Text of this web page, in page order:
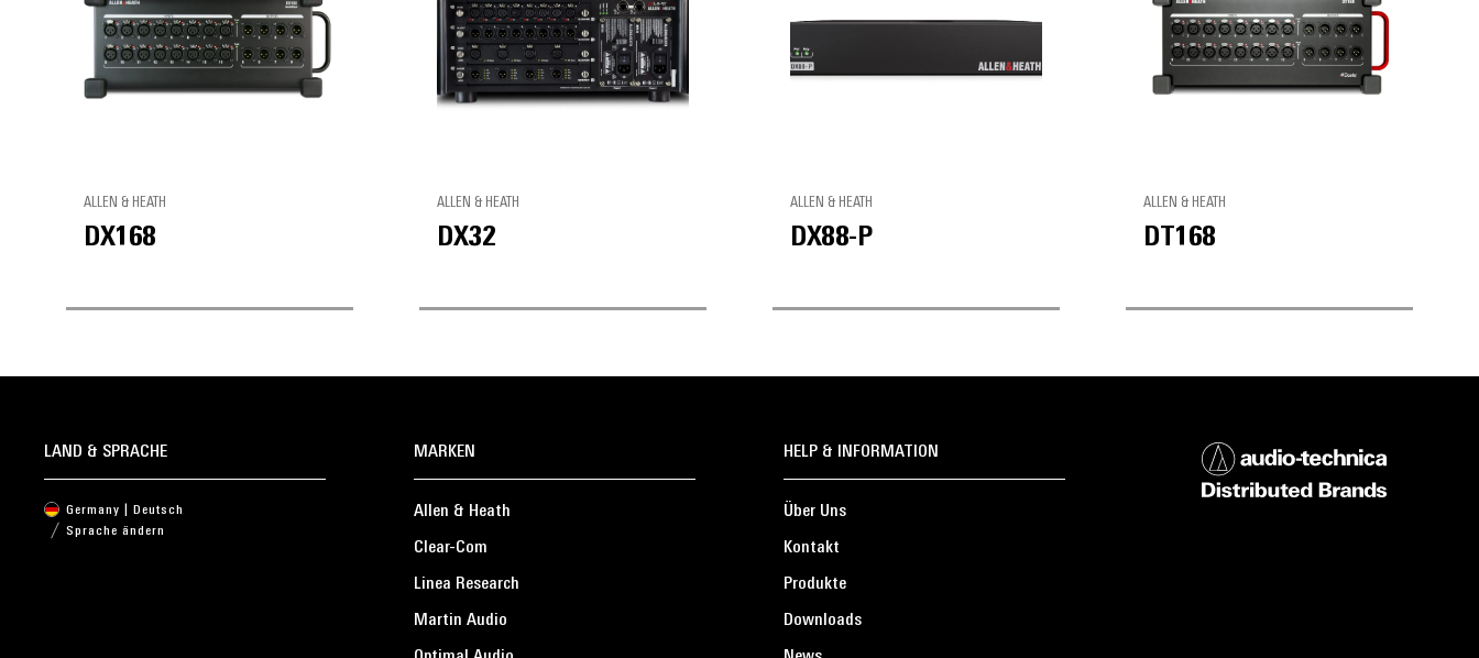
ALLEN & HEATH
DX168
ALLEN & HEATH
DX32
ALLEN & HEATH
DX88-P
ALLEN & HEATH
DT168
MARKEN
Allen & Heath
Clear-Com
Linea Research
Martin Audio
HELP & INFORMATION
Über Uns
Kontakt
Produkte
Downloads
LAND & SPRACHE
Germany | Deutsch
Sprache ändern